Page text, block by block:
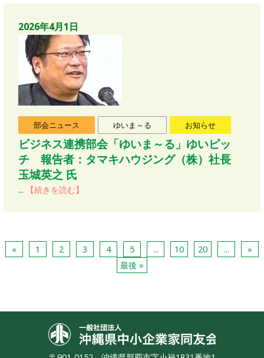
2026年4月1日
部会ニュース ゆいま～る お知らせ
ビジネス連携部会「ゆいま～る」ゆいピッ
チ 報告者：タマキハウジング（株）社長
玉城英之 氏
... 【続きを読む】
« 1 2 3 4 5 ... 10 20 ...
»
最後 »